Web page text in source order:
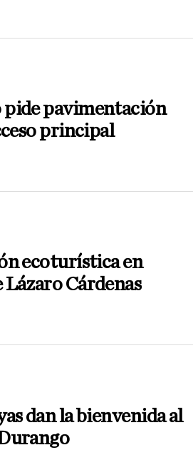
pavimentación
principal
ecoturística en
Cárdenas
dan la bienvenida al